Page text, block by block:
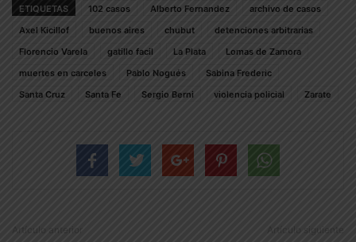
ETIQUETAS 102 casos Alberto Fernandez
archivo de casos
Axel Kicillof
buenos aires chubut
detenciones arbitrarias
Florencio Varela
gatillo facil La Plata
Lomas de Zamora
muertes en carceles
Pablo Nogués
Sabina Frederic
Santa Cruz
Santa Fe Sergio Berni violencia policial Zarate
Artículo anterior Artículo siguiente